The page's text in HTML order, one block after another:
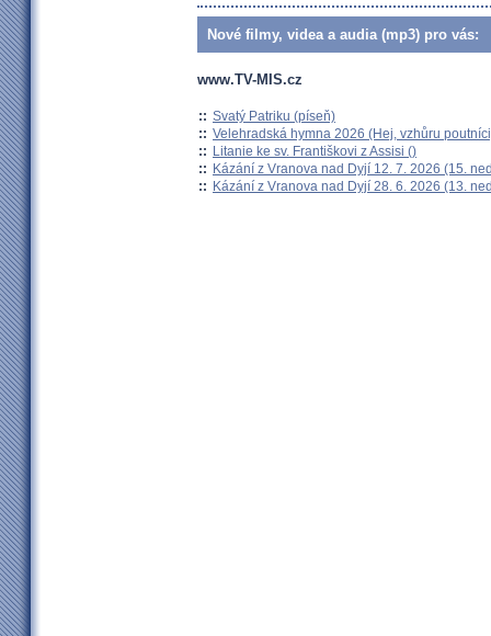
Nové filmy, videa a audia (mp3) pro vás:
www.TV-MIS.cz
:: Svatý Patriku (píseň)
:: Velehradská hymna 2026 (Hej, vzhůru
:: Litanie ke sv. Františkovi z Assisi ()
:: Kázání z Vranova nad Dyjí 12. 7. 2026 (15.
:: Kázání z Vranova nad Dyjí 28. 6. 2026 (13.